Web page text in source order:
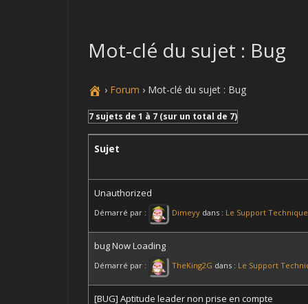
LES OBJETS
EVENTS
GUIDES
Mot-clé du sujet : Bug
› Forum › Mot-clé du sujet : Bug
7 sujets de 1 à 7 (sur un total de 7)
Sujet
Unauthorized
Démarré par : Dimeyy dans : Le Support Technique
bug Now Loading
Démarré par : TheKing2G dans : Le Support
[BUG] Aptitude leader non prise en compte